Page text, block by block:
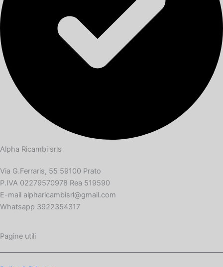
Alpha Ricambi srls
Via G.Ferraris, 55 59100 Prato
P.IVA 02279570978 Rea 519590
E-mail alpharicambisrl@gmail.com
Whatsapp 3922354317
Pagine utili